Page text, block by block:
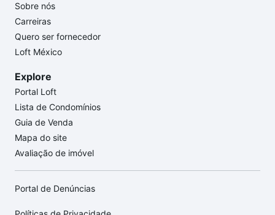
Sobre nós
Carreiras
Quero ser fornecedor
Loft México
Explore
Portal Loft
Lista de Condomínios
Guia de Venda
Mapa do site
Avaliação de imóvel
Portal de Denúncias